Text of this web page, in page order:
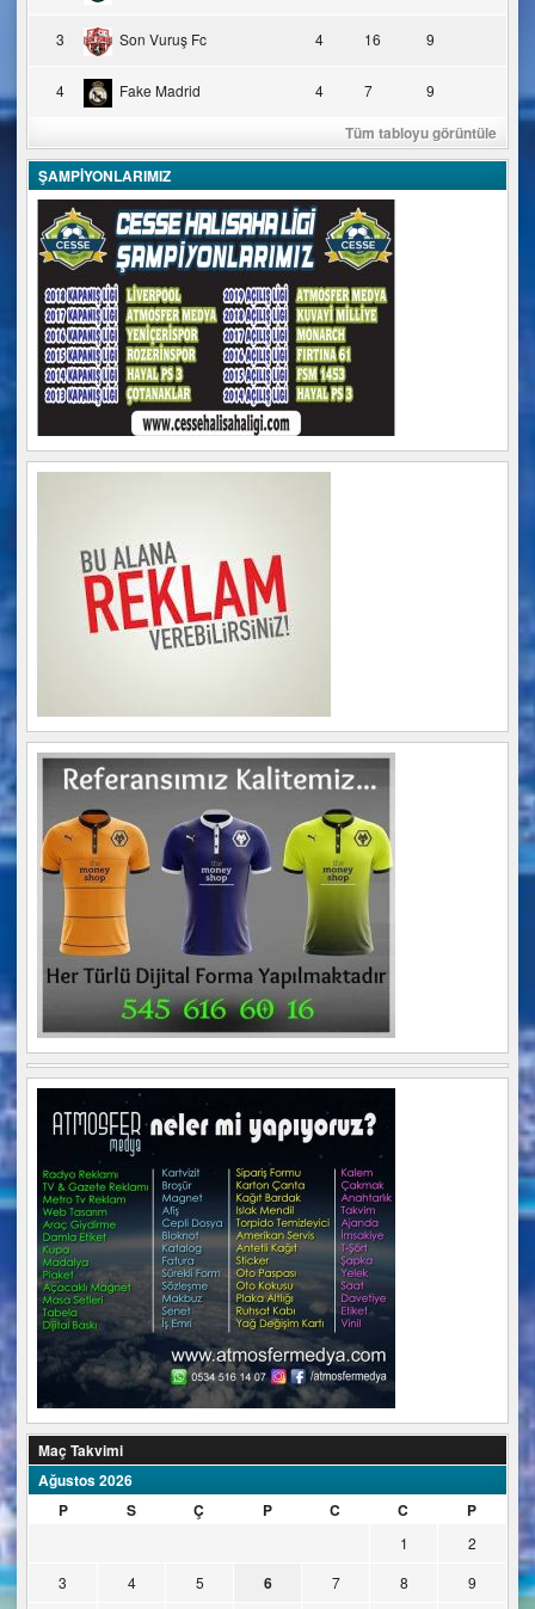
3 Son Vuruş Fc 4 16 9
4 Fake Madrid 4 7 9
Tüm tabloyu görüntüle
ŞAMPİYONLARIMIZ
Maç Takvimi
Ağustos 2026
P
S Ç P C C P
1
2
3
4 5 6 7 8
9